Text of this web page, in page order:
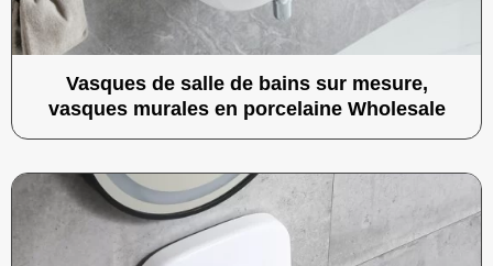
Vasques de salle de bains sur mesure,
vasques murales en porcelaine Wholesale